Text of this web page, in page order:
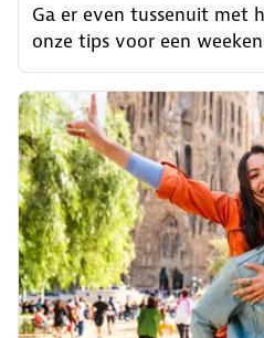
Ga er even tussenuit met
onze tips voor een